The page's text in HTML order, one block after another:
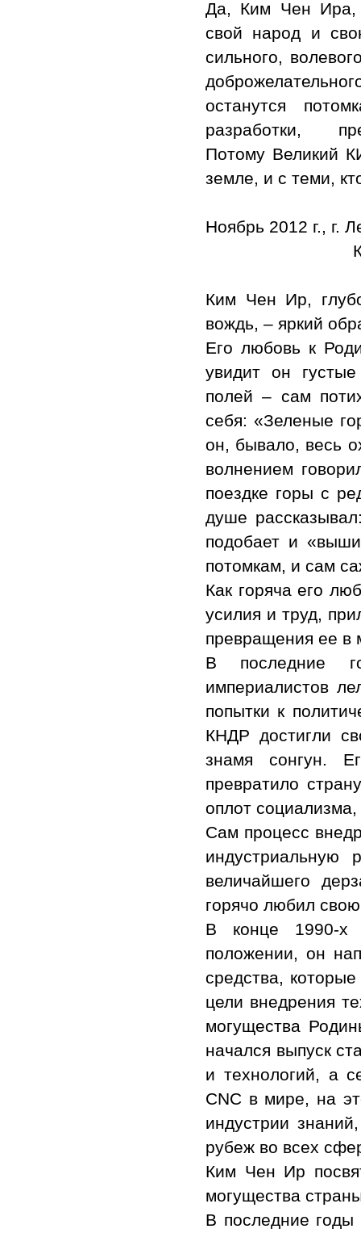
Да, Ким Чен Ира,
свой народ и
сильного,
останутся
разработки,
Потому Великий
земле, и с теми,
Ноябрь 2012 г., г.
Ким Чен Ир,
вождь, – яркий
Его любовь к
увидит он
полей – сам
себя: «Зеленые
он, бывало, весь
волнением
поездке горы с
душе
подобает и
потомкам, и сам
Как горяча его
усилия и труд,
превращения ее в
В последние
империалистов
попытки к
КНДР достигли
знамя сонгун.
превратило
оплот
Сам процесс
индустриальную
величайшего
горячо любил
В конце 1990-х
положении, он
средства,
цели внедрения
могущества
начался выпуск
и технологий, а
СNC в мире, на
индустрии
рубеж во всех
Ким Чен Ир
могущества
В последние